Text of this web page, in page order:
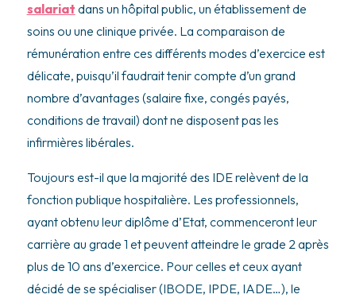
salariat dans un hôpital public, un établissement de
soins ou une clinique privée. La comparaison de
rémunération entre ces différents modes d’exercice est
délicate, puisqu’il faudrait tenir compte d’un grand
nombre d’avantages (salaire fixe, congés payés,
conditions de travail) dont ne disposent pas les
infirmières libérales.
Toujours est-il que la majorité des IDE relèvent de la
fonction publique hospitalière. Les professionnels,
ayant obtenu leur diplôme d’Etat, commenceront leur
carrière au grade 1 et peuvent atteindre le grade 2 après
plus de 10 ans d’exercice. Pour celles et ceux ayant
décidé de se spécialiser (IBODE, IPDE, IADE…), le